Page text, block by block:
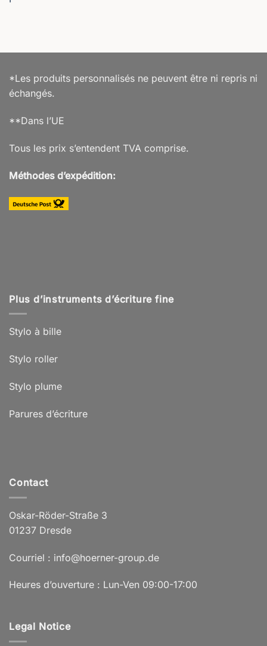
*Les produits personnalisés ne peuvent être ni repris ni
échangés.
**Dans l’UE
Tous les prix s’entendent TVA comprise.
Méthodes d’expédition:
Plus d’instruments d’écriture fine
Stylo à bille
Stylo roller
Stylo plume
Parures d’écriture
Contact
Oskar-Röder-Straße 3
01237 Dresde
Courriel : info@hoerner-group.de
Heures d’ouverture : Lun-Ven 09:00-17:00
Legal Notice